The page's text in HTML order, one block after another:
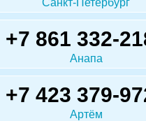
Санкт-Петербург
+7 861 332-
Анапа
+7 423 379-
Артём